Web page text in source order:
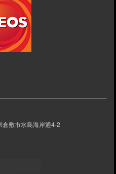
敷市水島海岸通4-2